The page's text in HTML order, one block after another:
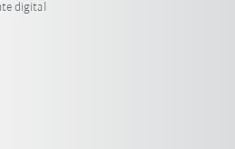
digital